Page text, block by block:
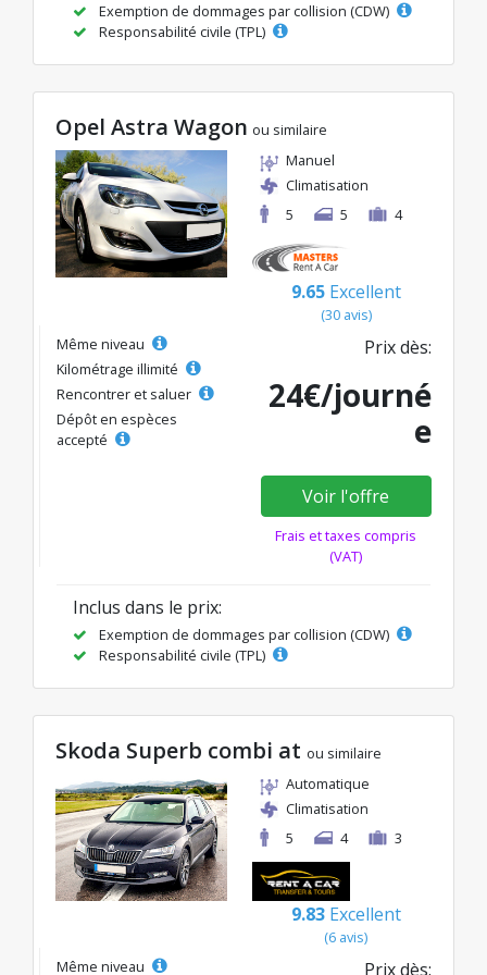
Exemption de dommages par collision (CDW)
Responsabilité civile (TPL)
Opel Astra Wagon ou similaire
Manuel
Climatisation
5
5 4
9.65 Excellent
(30 avis)
Même niveau
Kilométrage illimité
Rencontrer et saluer
Dépôt en espèces
accepté
Prix dès:
24€/journé
e
Voir l'offre
Frais et taxes compris
(VAT)
Inclus dans le prix:
Exemption de dommages par collision (CDW)
Responsabilité civile (TPL)
Skoda Superb combi at ou similaire
Automatique
Climatisation
5
4 3
9.83 Excellent
(6 avis)
Même niveau
Prix dès: